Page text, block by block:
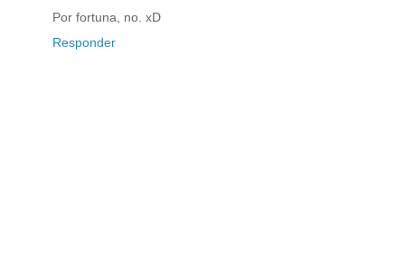
Por fortuna, no. xD
Responder